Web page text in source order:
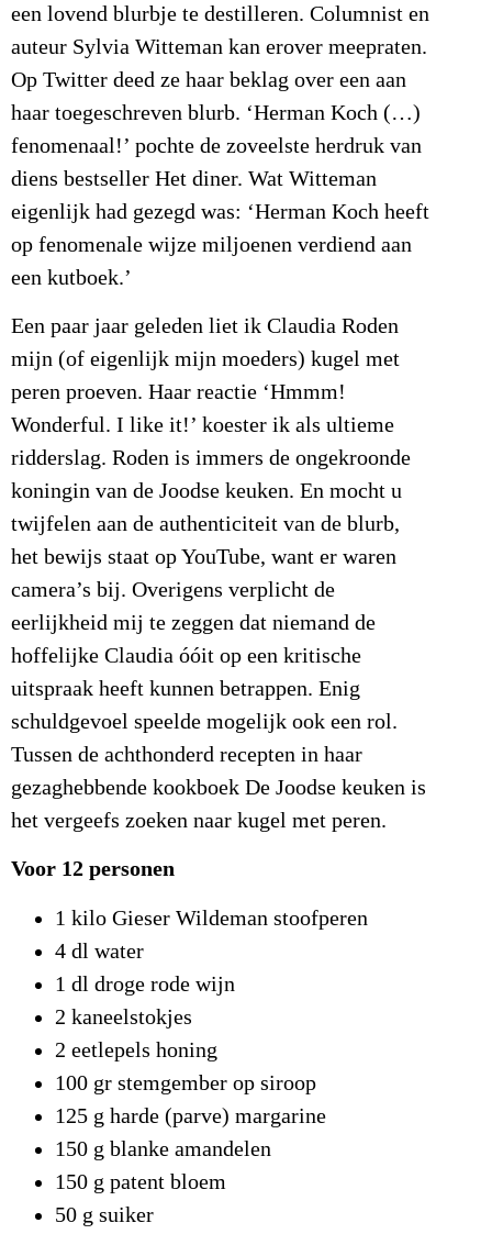
een lovend blurbje te destilleren. Columnist en
auteur Sylvia Witteman kan erover meepraten.
Op Twitter deed ze haar beklag over een aan
haar toegeschreven blurb. ‘Herman Koch (…)
fenomenaal!’ pochte de zoveelste herdruk van
diens bestseller Het diner. Wat Witteman
eigenlijk had gezegd was: ‘Herman Koch heeft
op fenomenale wijze miljoenen verdiend aan
een kutboek.’
Een paar jaar geleden liet ik Claudia Roden
mijn (of eigenlijk mijn moeders) kugel met
peren proeven. Haar reactie ‘Hmmm!
Wonderful. I like it!’ koester ik als ultieme
ridderslag. Roden is immers de ongekroonde
koningin van de Joodse keuken. En mocht u
twijfelen aan de authenticiteit van de blurb,
het bewijs staat op YouTube, want er waren
camera’s bij. Overigens verplicht de
eerlijkheid mij te zeggen dat niemand de
hoffelijke Claudia óóit op een kritische
uitspraak heeft kunnen betrappen. Enig
schuldgevoel speelde mogelijk ook een rol.
Tussen de achthonderd recepten in haar
gezaghebbende kookboek De Joodse keuken is
het vergeefs zoeken naar kugel met peren.
Voor 12 personen
1 kilo Gieser Wildeman stoofperen
4 dl water
1 dl droge rode wijn
2 kaneelstokjes
2 eetlepels honing
100 gr stemgember op siroop
125 g harde (parve) margarine
150 g blanke amandelen
150 g patent bloem
50 g suiker